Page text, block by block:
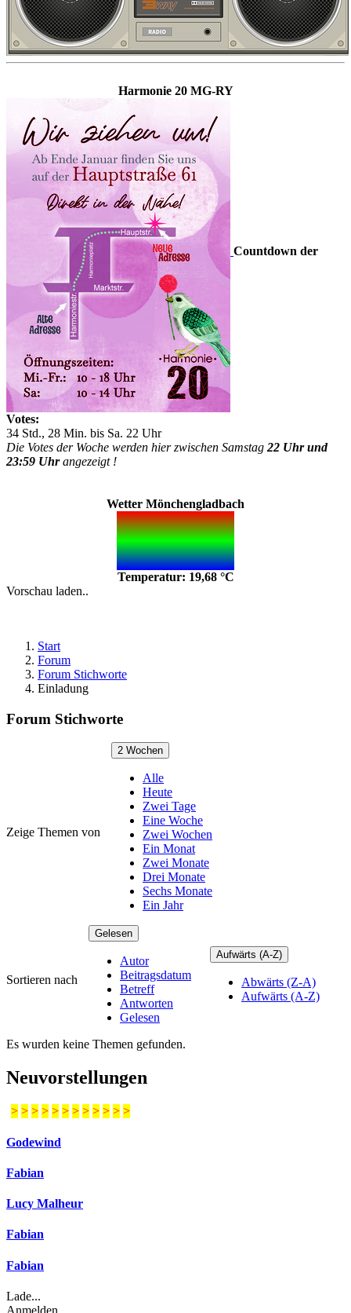
Harmonie 20 MG-RY
Countdown der
Votes:
34 Std., 28 Min. bis Sa. 22 Uhr
Die Votes der Woche werden hier zwischen Samstag 22 Uhr und
23:59 Uhrangezeigt !
Wetter Mönchengladbach
Temperatur: 19,68 °C
Vorschau laden..
Start
Forum
Forum Stichworte
Einladung
Forum Stichworte
Zeige Themen von
2 Wochen
Alle
Heute
Zwei Tage
Eine Woche
Zwei Wochen
Ein Monat
Zwei Monate
Drei Monate
Sechs Monate
Ein Jahr
Sortieren nach
Gelesen
Autor
Beitragsdatum
Betreff
Antworten
Gelesen
Aufwärts (A-Z)
Abwärts (Z-A)
Aufwärts (A-Z)
Es wurden keine Themen gefunden.
Neuvorstellungen
> > > > > > > > > > > >
Godewind
Fabian
Lucy Malheur
Fabian
Fabian
Lade...
Anmelden